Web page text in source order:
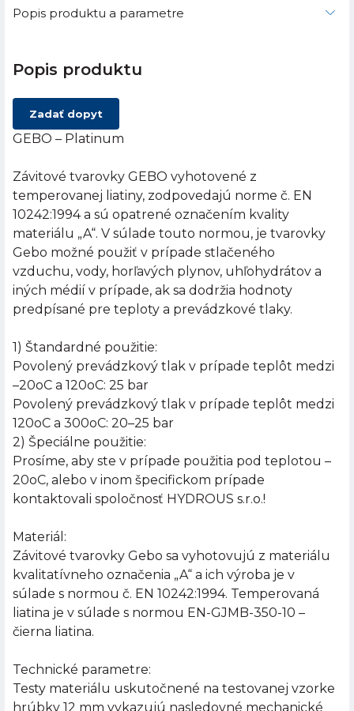
Popis produktu a parametre
Popis produktu
Zadať dopyt
GEBO – Platinum
Závitové tvarovky GEBO vyhotovené z
temperovanej liatiny, zodpovedajú norme č. EN
10242:1994 a sú opatrené označením kvality
materiálu „A“. V súlade touto normou, je tvarovky
Gebo možné použiť v prípade stlačeného
vzduchu, vody, horľavých plynov, uhľohydrátov a
iných médií v prípade, ak sa dodržia hodnoty
predpísané pre teploty a prevádzkové tlaky.
1) Štandardné použitie:
Povolený prevádzkový tlak v prípade teplôt medzi
–20oC a 120oC: 25 bar
Povolený prevádzkový tlak v prípade teplôt medzi
120oC a 300oC: 20–25 bar
2) Špeciálne použitie:
Prosíme, aby ste v prípade použitia pod teplotou –
20oC, alebo v inom špecifickom prípade
kontaktovali spoločnosť HYDROUS s.r.o.!
Materiál:
Závitové tvarovky Gebo sa vyhotovujú z materiálu
kvalitatívneho označenia „A“ a ich výroba je v
súlade s normou č. EN 10242:1994. Temperovaná
liatina je v súlade s normou EN-GJMB-350-10 –
čierna liatina.
Technické parametre:
Testy materiálu uskutočnené na testovanej vzorke
hrúbky 12 mm vykazujú nasledovné mechanické